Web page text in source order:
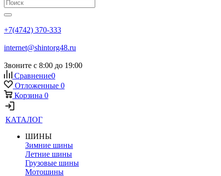
+7(4742) 370-333
internet@shintorg48.ru
Звоните с 8:00 до 19:00
Сравнение0
Отложенные 0
Корзина 0
КАТАЛОГ
ШИНЫ
Зимние шины
Летние шины
Грузовые шины
Мотошины